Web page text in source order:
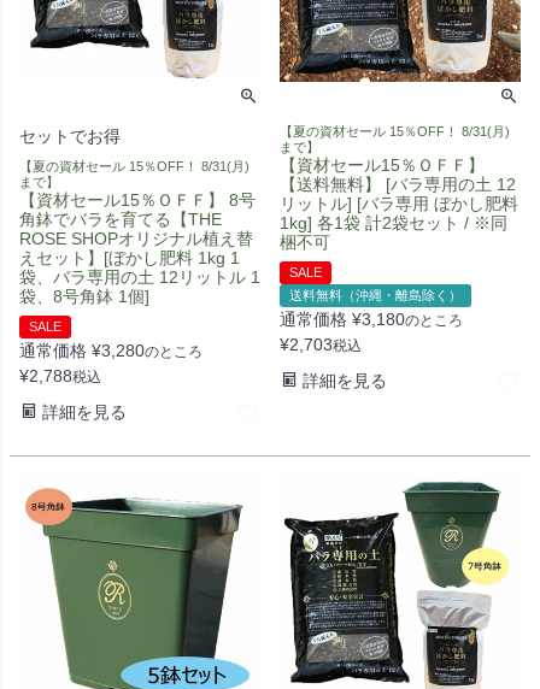
セットでお得
【夏の資材セール 15％OFF！ 8/31(月)
まで】
【資材セール15％ＯＦＦ】 8号
角鉢でバラを育てる【THE
ROSE SHOPオリジナル植え替
えセット】[ぼかし肥料 1kg 1
袋、バラ専用の土 12リットル 1
袋、8号角鉢 1個]
SALE
通常価格 ¥3,280のところ
¥2,788税込
詳細を見る
【夏の資材セール 15％OFF！ 8/31(月)
まで】
【資材セール15％ＯＦＦ】
【送料無料】 [バラ専用の土 12
リットル] [バラ専用 ぼかし肥料
1kg] 各1袋 計2袋セット / ※同
梱不可
SALE
送料無料（沖縄・離島除く）
通常価格 ¥3,180のところ
¥2,703税込
詳細を見る